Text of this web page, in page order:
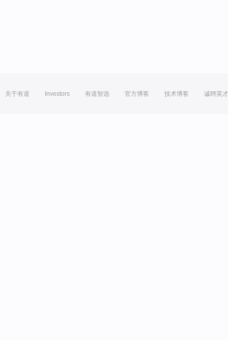
关于有道 Investors 有道智选 官方博客 技术博客 诚聘英才